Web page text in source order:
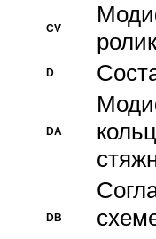
CV
D
DA
DB